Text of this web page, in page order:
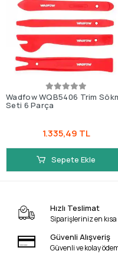
Wadfow WQB5406 Trim
Seti 6 Parça
1.335,49 TL
Sepete Ekle
Hızlı Teslimat
Siparişleriniz en
Güvenli Alışveriş
Güvenli ve kolay